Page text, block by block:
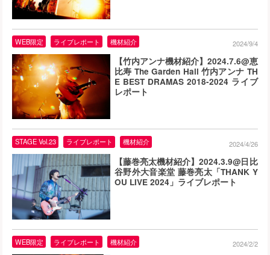
【竹内アンナ機材紹介】2024.7.6@恵
比寿 The Garden Hall 竹内アンナ TH
E BEST DRAMAS 2018-2024 ライブ
レポート
WEB限定 ライブレポート 機材紹介 2024/9/4
【藤巻亮太機材紹介】2024.3.9@日比
谷野外大音楽堂 藤巻亮太「THANK Y
OU LIVE 2024」ライブレポート
STAGE Vol.23 ライブレポート 機材紹介 2024/4/26
WEB限定 ライブレポート 機材紹介 2024/2/2